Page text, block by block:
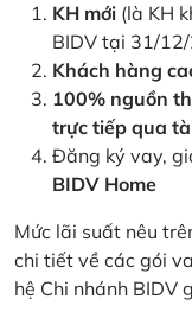
KH mới (là KH
BIDV tại 31/
Khách hàng
100% nguồn
trực tiếp qua
Đăng ký vay,
BIDV Home
Mức lãi suất nêu
chi tiết về các gói
hệ Chi nhánh BIDV